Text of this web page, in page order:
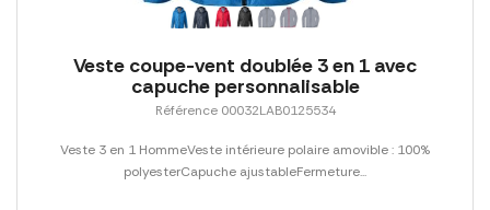
Veste coupe-vent doublée 3 en 1 avec
capuche personnalisable
Référence 00032LAB0125534
Veste 3 en 1 HommeVeste intérieure polaire amovible : 100%
polyesterCapuche ajustableFermeture...